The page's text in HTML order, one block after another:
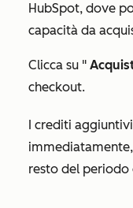
HubSpot, dove
capacità da
Clicca su "
checkout.
I crediti
resto del